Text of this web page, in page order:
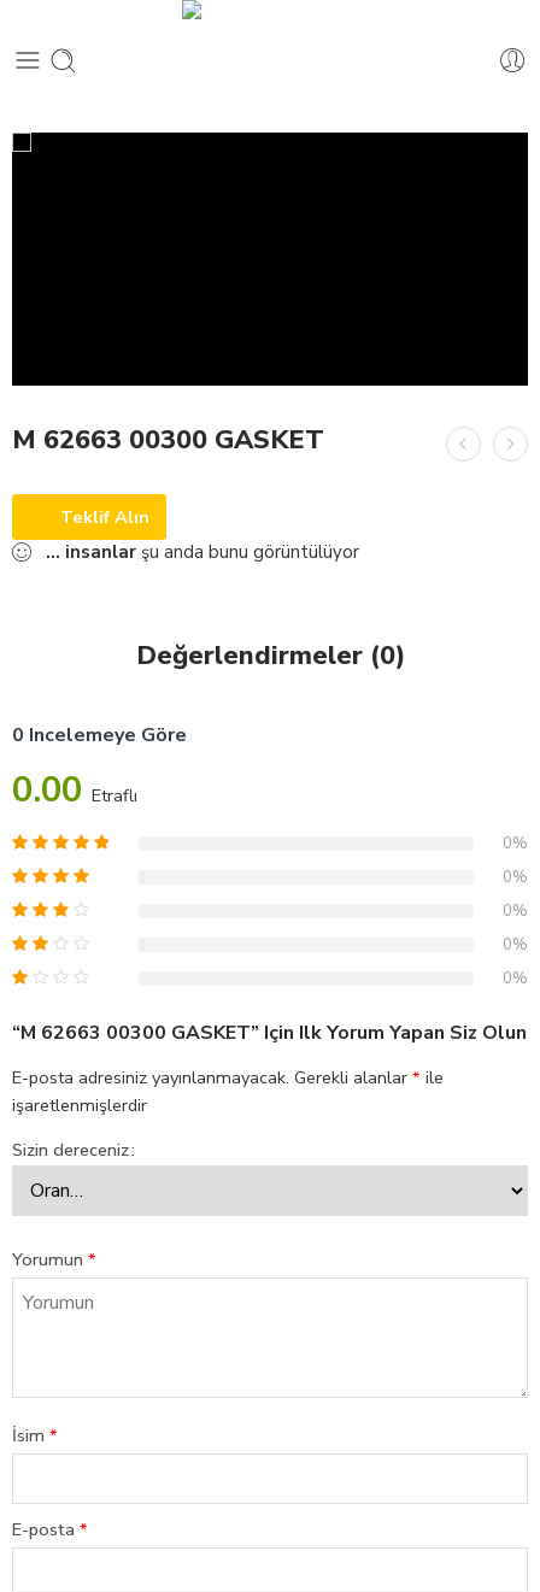
M 62663 00300 GASKET
Teklif Alın
... insanlar şu anda bunu görüntülüyor
Değerlendirmeler (0)
0 Incelemeye Göre
0.00 Etraflı
0%
0%
0%
0%
0%
“M 62663 00300 GASKET” Için Ilk Yorum Yapan Siz Olun
E-posta adresiniz yayınlanmayacak. Gerekli alanlar * ile
işaretlenmişlerdir
Sizin dereceniz
Yorumun *
İsim *
E-posta *